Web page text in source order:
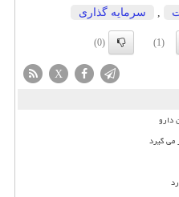
سرمایه گذاری
(1)
(0)
X
دارو
می گیرد